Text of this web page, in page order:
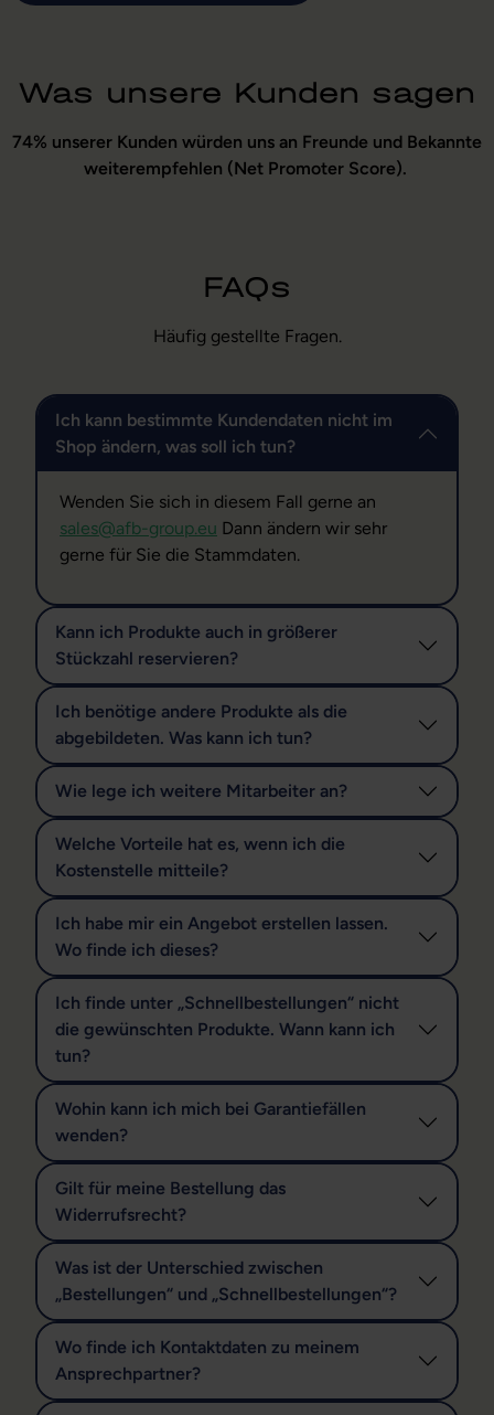
Was unsere Kunden sagen
74% unserer Kunden würden uns an Freunde und Bekannte
weiterempfehlen (Net Promoter Score).
FAQs
Häufig gestellte Fragen.
Ich kann bestimmte Kundendaten nicht im
Shop ändern, was soll ich tun?
Wenden Sie sich in diesem Fall gerne an
sales@afb-group.eu Dann ändern wir sehr
gerne für Sie die Stammdaten.
Kann ich Produkte auch in größerer
Stückzahl reservieren?
Ich benötige andere Produkte als die
abgebildeten. Was kann ich tun?
Wie lege ich weitere Mitarbeiter an?
Welche Vorteile hat es, wenn ich die
Kostenstelle mitteile?
Ich habe mir ein Angebot erstellen lassen.
Wo finde ich dieses?
Ich finde unter „Schnellbestellungen“ nicht
die gewünschten Produkte. Wann kann ich
tun?
Wohin kann ich mich bei Garantiefällen
wenden?
Gilt für meine Bestellung das
Widerrufsrecht?
Was ist der Unterschied zwischen
„Bestellungen“ und „Schnellbestellungen“?
Wo finde ich Kontaktdaten zu meinem
Ansprechpartner?